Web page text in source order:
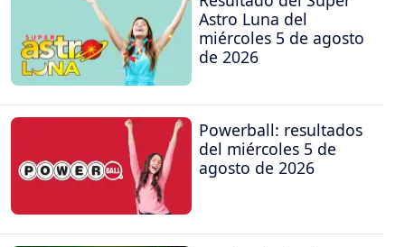
Astro Luna del
miércoles 5 de agosto
de 2026
Powerball: resultados
del miércoles 5 de
agosto de 2026